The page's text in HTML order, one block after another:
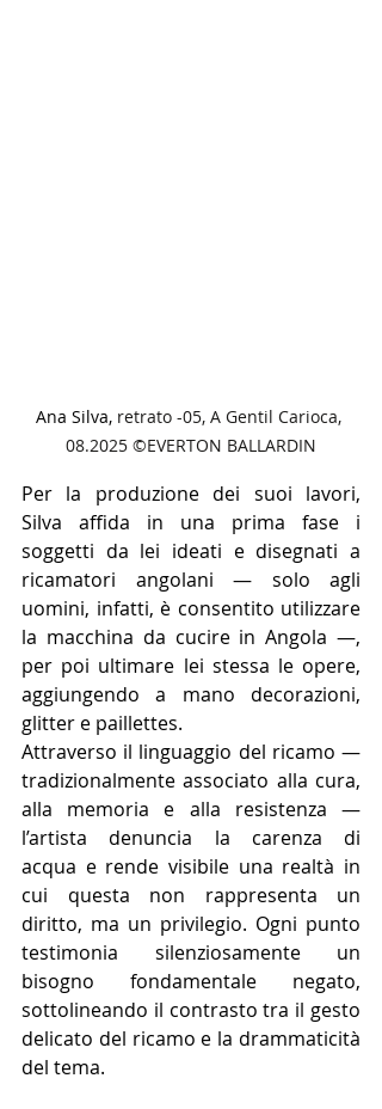
Ana Silva, retrato -05, A Gentil Carioca,
08.2025 ©EVERTON BALLARDIN
Per la produzione dei suoi lavori,
Silva affida in una prima fase i
soggetti da lei ideati e disegnati a
ricamatori angolani — solo agli
uomini, infatti, è consentito utilizzare
la macchina da cucire in Angola —,
per poi ultimare lei stessa le opere,
aggiungendo a mano decorazioni,
glitter e paillettes.
Attraverso il linguaggio del ricamo —
tradizionalmente associato alla cura,
alla memoria e alla resistenza —
l’artista denuncia la carenza di
acqua e rende visibile una realtà in
cui questa non rappresenta un
diritto, ma un privilegio. Ogni punto
testimonia silenziosamente un
bisogno fondamentale negato,
sottolineando il contrasto tra il gesto
delicato del ricamo e la drammaticità
del tema.